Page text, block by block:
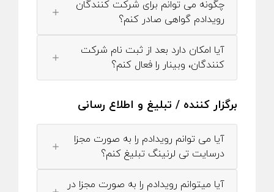
چگونه می توانم برای شرکت کنندگان
رویدادم گواهی صادر کنم؟
آیا امکان دارد بعد از ثبت نام شرکت
کنندگان، وبینار را فعال کنم؟
برگزار کننده / تبلیغ و اطلاع رسانی
آیا می توانم رویدادم را به صورت مجزا
درسایت تی لرنینگ تبلیغ کنم؟
آیا میتوانم رویدادم را به صورت مجزا در